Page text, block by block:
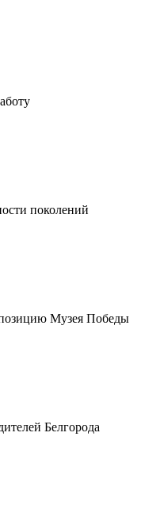
поколений
Музея Победы
Белгорода